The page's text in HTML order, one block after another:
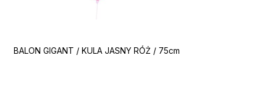
BALON GIGANT / KULA JASNY RÓŻ / 75cm